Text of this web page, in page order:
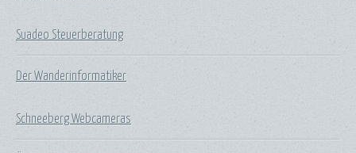
Suadeo Steuerberatung
Der Wanderinformatiker
Schneeberg Webcameras